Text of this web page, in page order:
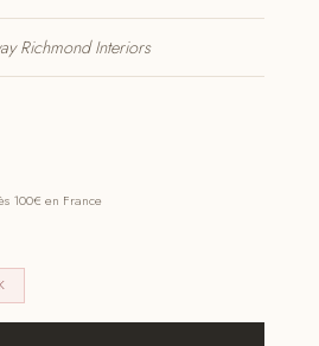
Richmond Interiors
100€ en France